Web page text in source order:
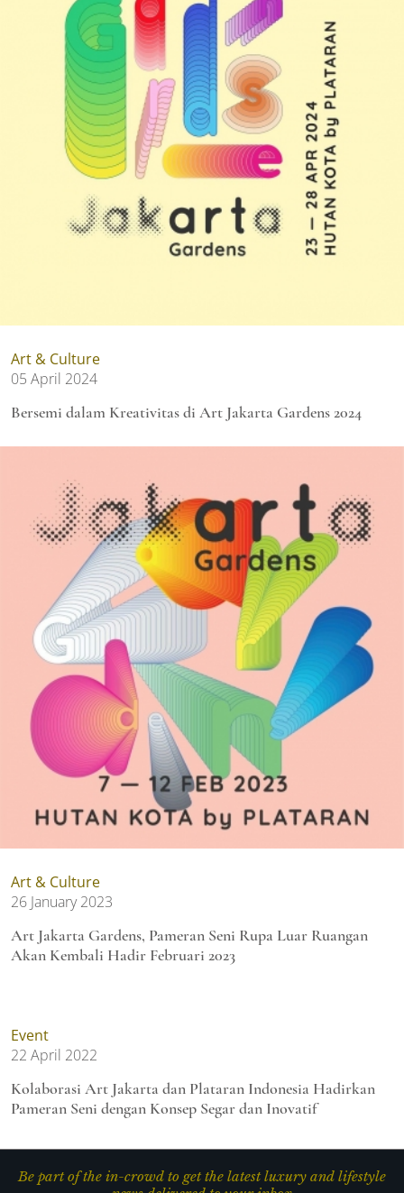
Art & Culture
05 April 2024
Bersemi dalam Kreativitas di Art Jakarta Gardens 2024
Art & Culture
26 January 2023
Art Jakarta Gardens, Pameran Seni Rupa Luar Ruangan
Akan Kembali Hadir Februari 2023
Event
22 April 2022
Kolaborasi Art Jakarta dan Plataran Indonesia Hadirkan
Pameran Seni dengan Konsep Segar dan Inovatif
Be part of the in-crowd to get the latest luxury and lifestyle